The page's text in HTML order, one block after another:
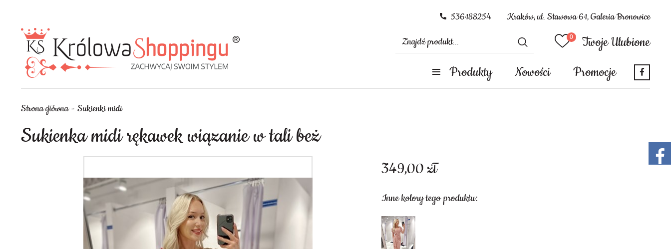
Kraków, ul. Stawowa 61, Galeria Bronowice
536188254
Twoje Ulubione
Produkty
Nowości Promocje
Strona główna Sukienki midi
Sukienka midi rękawek wiązanie w tali beż
349,00 zł
Inne kolory tego produktu: